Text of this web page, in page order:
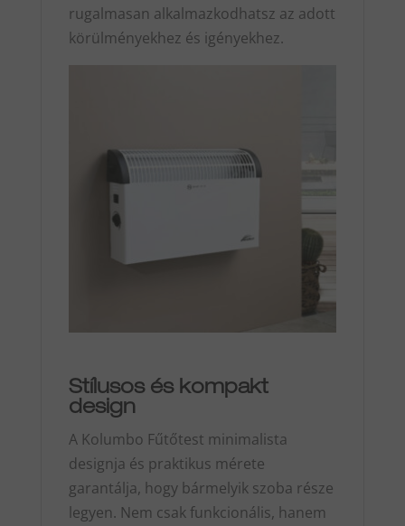
rugalmasan alkalmazkodhatsz az adott
körülményekhez és igényekhez.
Stílusos és kompakt
design
A Kolumbo Fűtőtest minimalista
designja és praktikus mérete
garantálja, hogy bármelyik szoba része
legyen. Nem csak funkcionális, hanem